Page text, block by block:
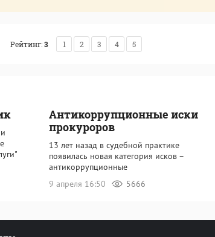
Рейтинг:3 1 2 3 4 5
Антикоррупционные иски
прокуроров
13 лет назад в судебной практике
появилась новая категория исков –
антикоррупционные
9 апреля 16:50
5666